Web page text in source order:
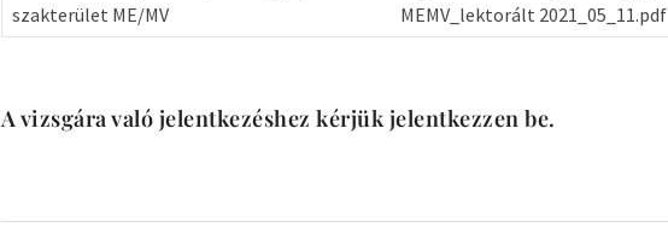
szakterület ME/MV
MEMV_lektorált 2021_05_11.pdf
A vizsgára való jelentkezéshez kérjük jelentkezzen be.